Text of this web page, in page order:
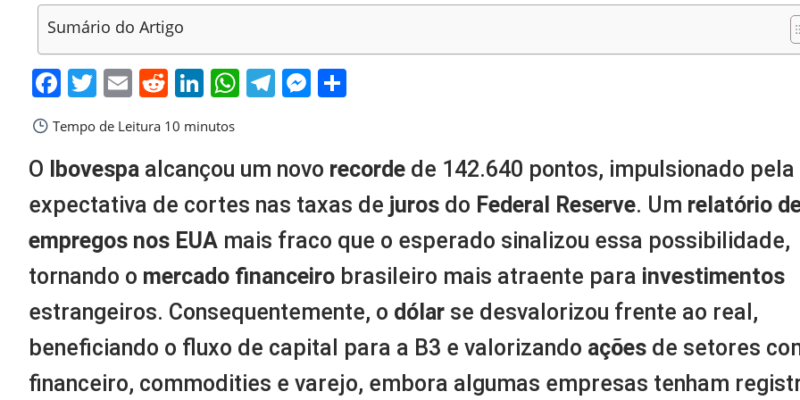
Sumário do Artigo
Facebook
Twitter
EmailReddit
LinkedIn
WhatsApp
Telegram
Messenger
Tempo de Leitura 10 minutos
O Ibovespa alcançou um novo recorde de 142.640 pontos, impulsionado pela
expectativa de cortes nas taxas de juros do Federal Reserve. Um relatório
empregos nos EUA mais fraco que o esperado sinalizou essa possibilidade,
tornando o mercado financeiro brasileiro mais atraente para investimentos
estrangeiros. Consequentemente, o dólar se desvalorizou frente ao real,
beneficiando o fluxo de capital para a B3 e valorizando ações de setores
financeiro, commodities e varejo, embora algumas empresas tenham